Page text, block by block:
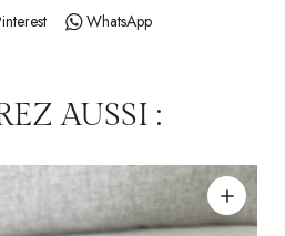
WhatsApp
AUSSI :